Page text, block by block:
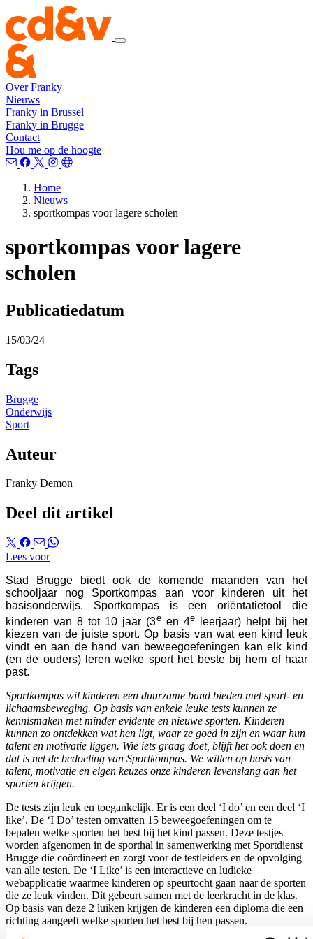
Over Franky
Nieuws
Franky in Brussel
Franky in Brugge
Contact
Hou me op de hoogte
Home
Nieuws
sportkompas voor lagere scholen
sportkompas voor lagere
scholen
Publicatiedatum
15/03/24
Tags
Brugge
Onderwijs
Sport
Auteur
Franky Demon
Deel dit artikel
Lees voor
Stad Brugge biedt ook de komende maanden van het
schooljaar nog Sportkompas aan voor kinderen uit het
basisonderwijs. Sportkompas is een oriëntatietool die
kinderen van 8 tot 10 jaar (3een 4eleerjaar) helpt bij het
kiezen van de juiste sport. Op basis van wat een kind leuk
vindt en aan de hand van beweegoefeningen kan elk kind
(en de ouders) leren welke sport het beste bij hem of haar
past.
Sportkompas wil kinderen een duurzame band bieden met sport- en
lichaamsbeweging. Op basis van enkele leuke tests kunnen ze
kennismaken met minder evidente en nieuwe sporten. Kinderen
kunnen zo ontdekken wat hen ligt, waar ze goed in zijn en waar hun
talent en motivatie liggen. Wie iets graag doet, blijft het ook doen en
dat is net de bedoeling van Sportkompas. We willen op basis van
talent, motivatie en eigen keuzes onze kinderen levenslang aan het
sporten krijgen.
De tests zijn leuk en toegankelijk. Er is een deel ‘I do’ en een deel ‘I
like’. De ‘I Do’ testen omvatten 15 beweegoefeningen om te
bepalen welke sporten het best bij het kind passen. Deze testjes
worden afgenomen in de sporthal in samenwerking met Sportdienst
Brugge die coördineert en zorgt voor de testleiders en de opvolging
van alle testen. De ‘I Like’ is een interactieve en ludieke
webapplicatie waarmee kinderen op speurtocht gaan naar de sporten
die ze leuk vinden. Dit gebeurt samen met de leerkracht in de klas.
Op basis van deze 2 luiken krijgen de kinderen een diploma die een
richting aangeeft welke sporten het best bij hen passen.